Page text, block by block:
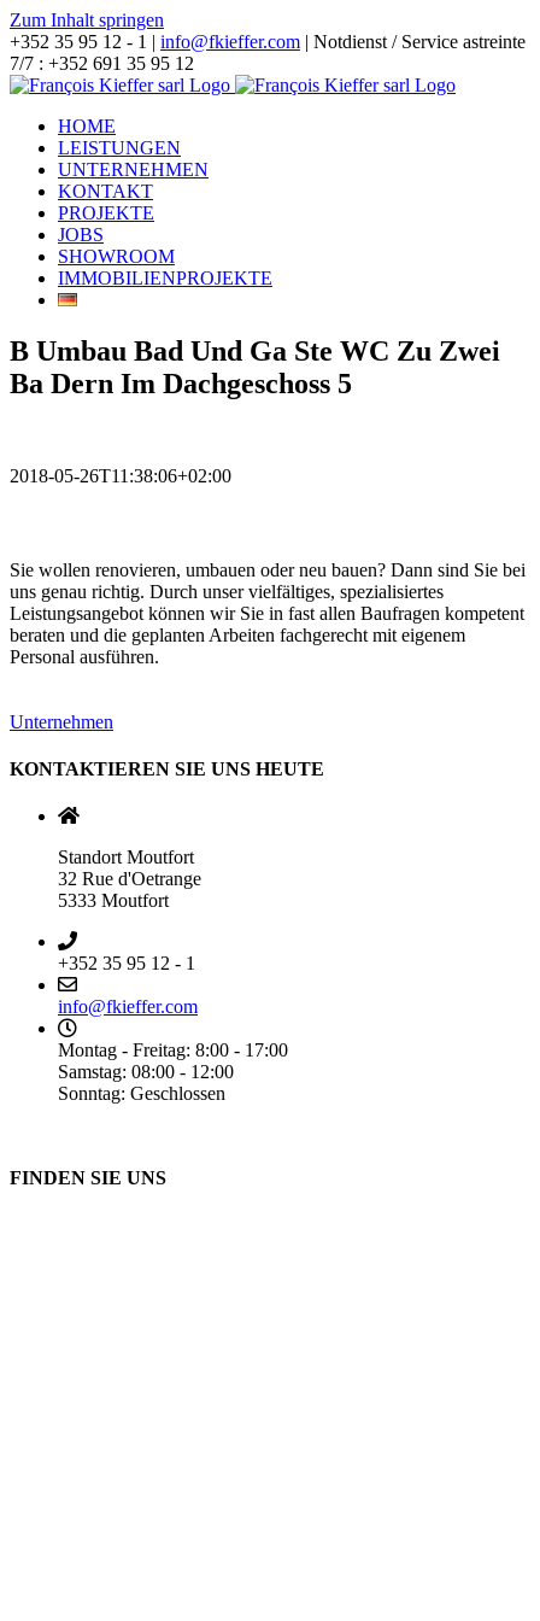
Zum Inhalt springen
+352 35 95 12 - 1 | info@fkieffer.com | Notdienst / Service astreinte
7/7 : +352 691 35 95 12
HOME
LEISTUNGEN
UNTERNEHMEN
KONTAKT
PROJEKTE
JOBS
SHOWROOM
IMMOBILIENPROJEKTE
B Umbau Bad Und Ga Ste WC Zu Zwei
Ba Dern Im Dachgeschoss 5
2018-05-26T11:38:06+02:00
Sie wollen renovieren, umbauen oder neu bauen? Dann sind Sie bei
uns genau richtig. Durch unser vielfältiges, spezialisiertes
Leistungsangebot können wir Sie in fast allen Baufragen kompetent
beraten und die geplanten Arbeiten fachgerecht mit eigenem
Personal ausführen.
Unternehmen
KONTAKTIEREN SIE UNS HEUTE
Standort Moutfort
32 Rue d'Oetrange
5333 Moutfort
+352 35 95 12 - 1
info@fkieffer.com
Montag - Freitag: 8:00 - 17:00
Samstag: 08:00 - 12:00
Sonntag: Geschlossen
FINDEN SIE UNS